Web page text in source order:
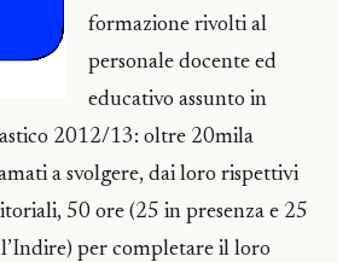
formazione rivolti al
personale docente ed
educativo assunto in
2012/13: oltre 20mila
a svolgere, dai loro rispettivi
50 ore (25 in presenza e 25
per completare il loro